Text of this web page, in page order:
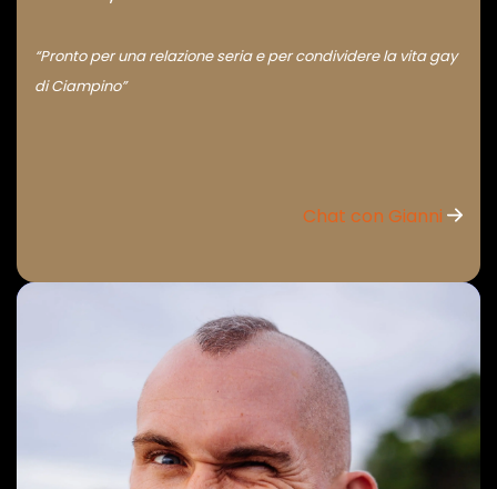
“Pronto per una relazione seria e per condividere la vita gay
di Ciampino”
Chat con Gianni